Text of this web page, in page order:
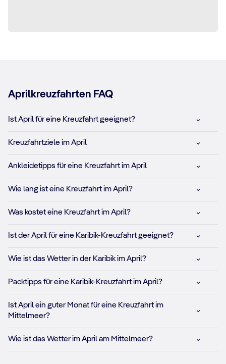
Aprilkreuzfahrten FAQ
Ist April für eine Kreuzfahrt geeignet?
Kreuzfahrtziele im April
Ankleidetipps für eine Kreuzfahrt im April
Wie lang ist eine Kreuzfahrt im April?
Was kostet eine Kreuzfahrt im April?
Ist der April für eine Karibik-Kreuzfahrt geeignet?
Wie ist das Wetter in der Karibik im April?
Packtipps für eine Karibik-Kreuzfahrt im April?
Ist April ein guter Monat für eine Kreuzfahrt im
Mittelmeer?
Wie ist das Wetter im April am Mittelmeer?